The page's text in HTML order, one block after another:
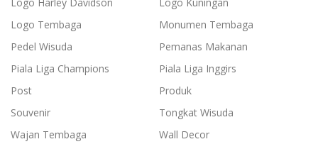
Logo Tembaga
Monumen Tembaga
Pedel Wisuda
Pemanas Makanan
Piala Liga Champions
Piala Liga Inggirs
Post
Produk
Souvenir
Tongkat Wisuda
Wajan Tembaga
Wall Decor